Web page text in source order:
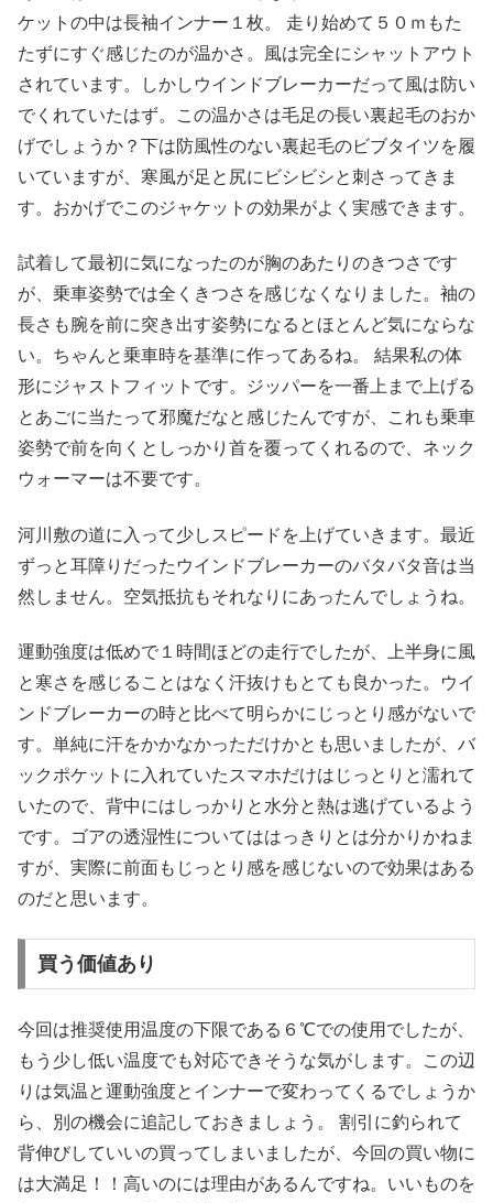
ケットの中は長袖インナー１枚。 走り始めて５０ｍもた
たずにすぐ感じたのが温かさ。風は完全にシャットアウト
されています。しかしウインドブレーカーだって風は防い
でくれていたはず。この温かさは毛足の長い裏起毛のおか
げでしょうか？下は防風性のない裏起毛のビブタイツを履
いていますが、寒風が足と尻にビシビシと刺さってきま
す。おかげでこのジャケットの効果がよく実感できます。
試着して最初に気になったのが胸のあたりのきつさです
が、乗車姿勢では全くきつさを感じなくなりました。袖の
長さも腕を前に突き出す姿勢になるとほとんど気にならな
い。ちゃんと乗車時を基準に作ってあるね。 結果私の体
形にジャストフィットです。ジッパーを一番上まで上げる
とあごに当たって邪魔だなと感じたんですが、これも乗車
姿勢で前を向くとしっかり首を覆ってくれるので、ネック
ウォーマーは不要です。
河川敷の道に入って少しスピードを上げていきます。最近
ずっと耳障りだったウインドブレーカーのバタバタ音は当
然しません。空気抵抗もそれなりにあったんでしょうね。
運動強度は低めで１時間ほどの走行でしたが、上半身に風
と寒さを感じることはなく汗抜けもとても良かった。ウイ
ンドブレーカーの時と比べて明らかにじっとり感がないで
す。単純に汗をかかなかっただけかとも思いましたが、バ
ックポケットに入れていたスマホだけはじっとりと濡れて
いたので、背中にはしっかりと水分と熱は逃げているよう
です。ゴアの透湿性についてははっきりとは分かりかねま
すが、実際に前面もじっとり感を感じないので効果はある
のだと思います。
買う価値あり
今回は推奨使用温度の下限である６℃での使用でしたが、
もう少し低い温度でも対応できそうな気がします。この辺
りは気温と運動強度とインナーで変わってくるでしょうか
ら、別の機会に追記しておきましょう。 割引に釣られて
背伸びしていいの買ってしまいましたが、今回の買い物に
は大満足！！高いのには理由があるんですね。いいものを